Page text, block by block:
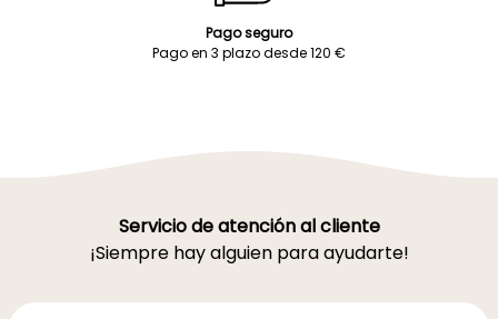
Pago seguro
Pago en 3 plazo desde 120 €
Servicio de atención al cliente
¡Siempre hay alguien para ayudarte!